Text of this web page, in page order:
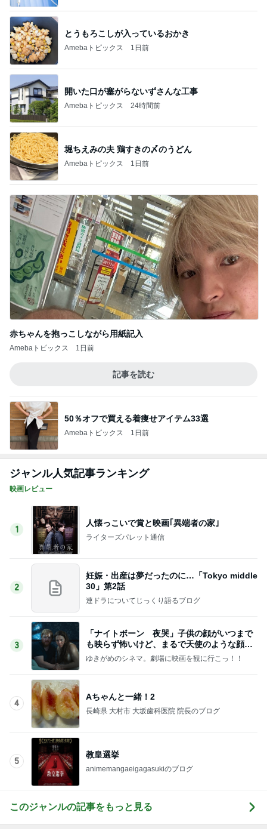
とうもろこしが入っているおかき
Amebaトピックス 1日前
開いた口が塞がらないずさんな工事
Amebaトピックス 24時間前
堀ちえみの夫 鶏すきの〆のうどん
Amebaトピックス 1日前
赤ちゃんを抱っこしながら用紙記入
Amebaトピックス 1日前
記事を読む
50％オフで買える着痩せアイテム33選
Amebaトピックス 1日前
ジャンル人気記事ランキング
映画レビュー
1
人懐っこいで賞と映画｢異端者の家｣
ライターズパレット通信
2
妊娠・出産は夢だったのに…「Tokyo middle
30」第2話
連ドラについてじっくり語るブログ
3
「ナイトボーン 夜哭」子供の顔がいつまで
も映らず怖いけど、まるで天使のような顔の
赤ちゃんでした。
ゆきがめのシネマ。劇場に映画を観に行こっ！！
4
Aちゃんと一緒！2
長崎県 大村市 大坂歯科医院 院長のブログ
5
教皇選挙
animemangaeigagasukiのブログ
このジャンルの記事をもっと見る